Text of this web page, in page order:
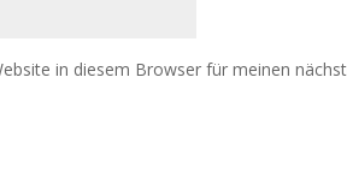
in diesem Browser für meinen